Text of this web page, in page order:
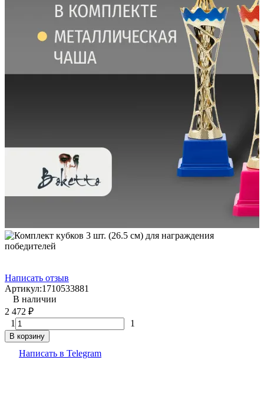
Написать отзыв
Артикул:1710533881
В наличии
2 472 ₽
1
1
В корзину
Написать в Telegram